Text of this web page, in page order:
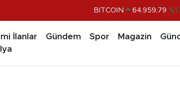
BITCOIN 64.959,79
İlanlar Gündem Spor Magazin